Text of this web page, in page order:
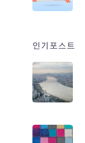
인기포스트